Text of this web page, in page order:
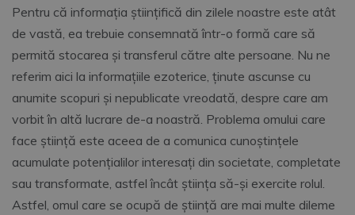
Pentru că informația științifică din zilele noastre este atât
de vastă, ea trebuie consemnată într-o formă care să
permită stocarea și transferul către alte persoane. Nu ne
referim aici la informațiile ezoterice, ținute ascunse cu
anumite scopuri și nepublicate vreodată, despre care am
vorbit în altă lucrare de-a noastră. Problema omului care
face știință este aceea de a comunica cunoștințele
acumulate potențialilor interesați din societate, completate
sau transformate, astfel încât știința să-și exercite rolul.
Astfel, omul care se ocupă de știință are mai multe dileme